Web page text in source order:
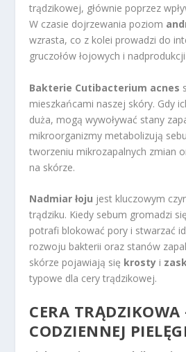
trądzikowej, głównie poprzez
W czasie dojrzewania poziom
wzrasta, co z kolei prowadzi do
gruczołów łojowych i
Bakterie Cutibacterium acnes
mieszkańcami naszej skóry. Gdy
duża, mogą wywoływać stany
mikroorganizmy metabolizują
tworzeniu mikrozapalnych zmian
na skórze.
Nadmiar łoju jest kluczowym
trądziku. Kiedy sebum gromadzi
potrafi blokować pory i stwarzać
rozwoju bakterii oraz stanów
skórze pojawiają się krosty i
typowe dla cery trądzikowej.
CERA TRĄDZIKOWA
CODZIENNEJ